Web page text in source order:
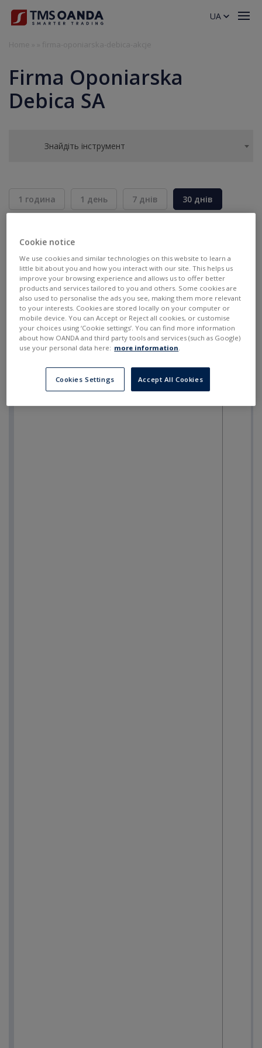
Firma Oponiarska
Debica SA
Знайдіть інструмент
1 година 1 день 7 днів 30 днів
BID
---
ASK
--- ПРОДАТИ КУПИТИ
UA
Cookie notice
We use cookies and similar technologies on this website to learn a
little bit about you and how you interact with our site. This helps us
improve your browsing experience and allows us to offer better
products and services tailored to you and others. Some cookies are
also used to personalise the ads you see, making them more relevant
to your interests. Cookies are stored locally on your computer or
mobile device. You can Accept or Reject all cookies, or customise
your choices using ‘Cookie settings’. You can find more information
about how OANDA and third party tools and services (such as Google)
use your personal data here: more information
Cookies Settings Accept All Cookies